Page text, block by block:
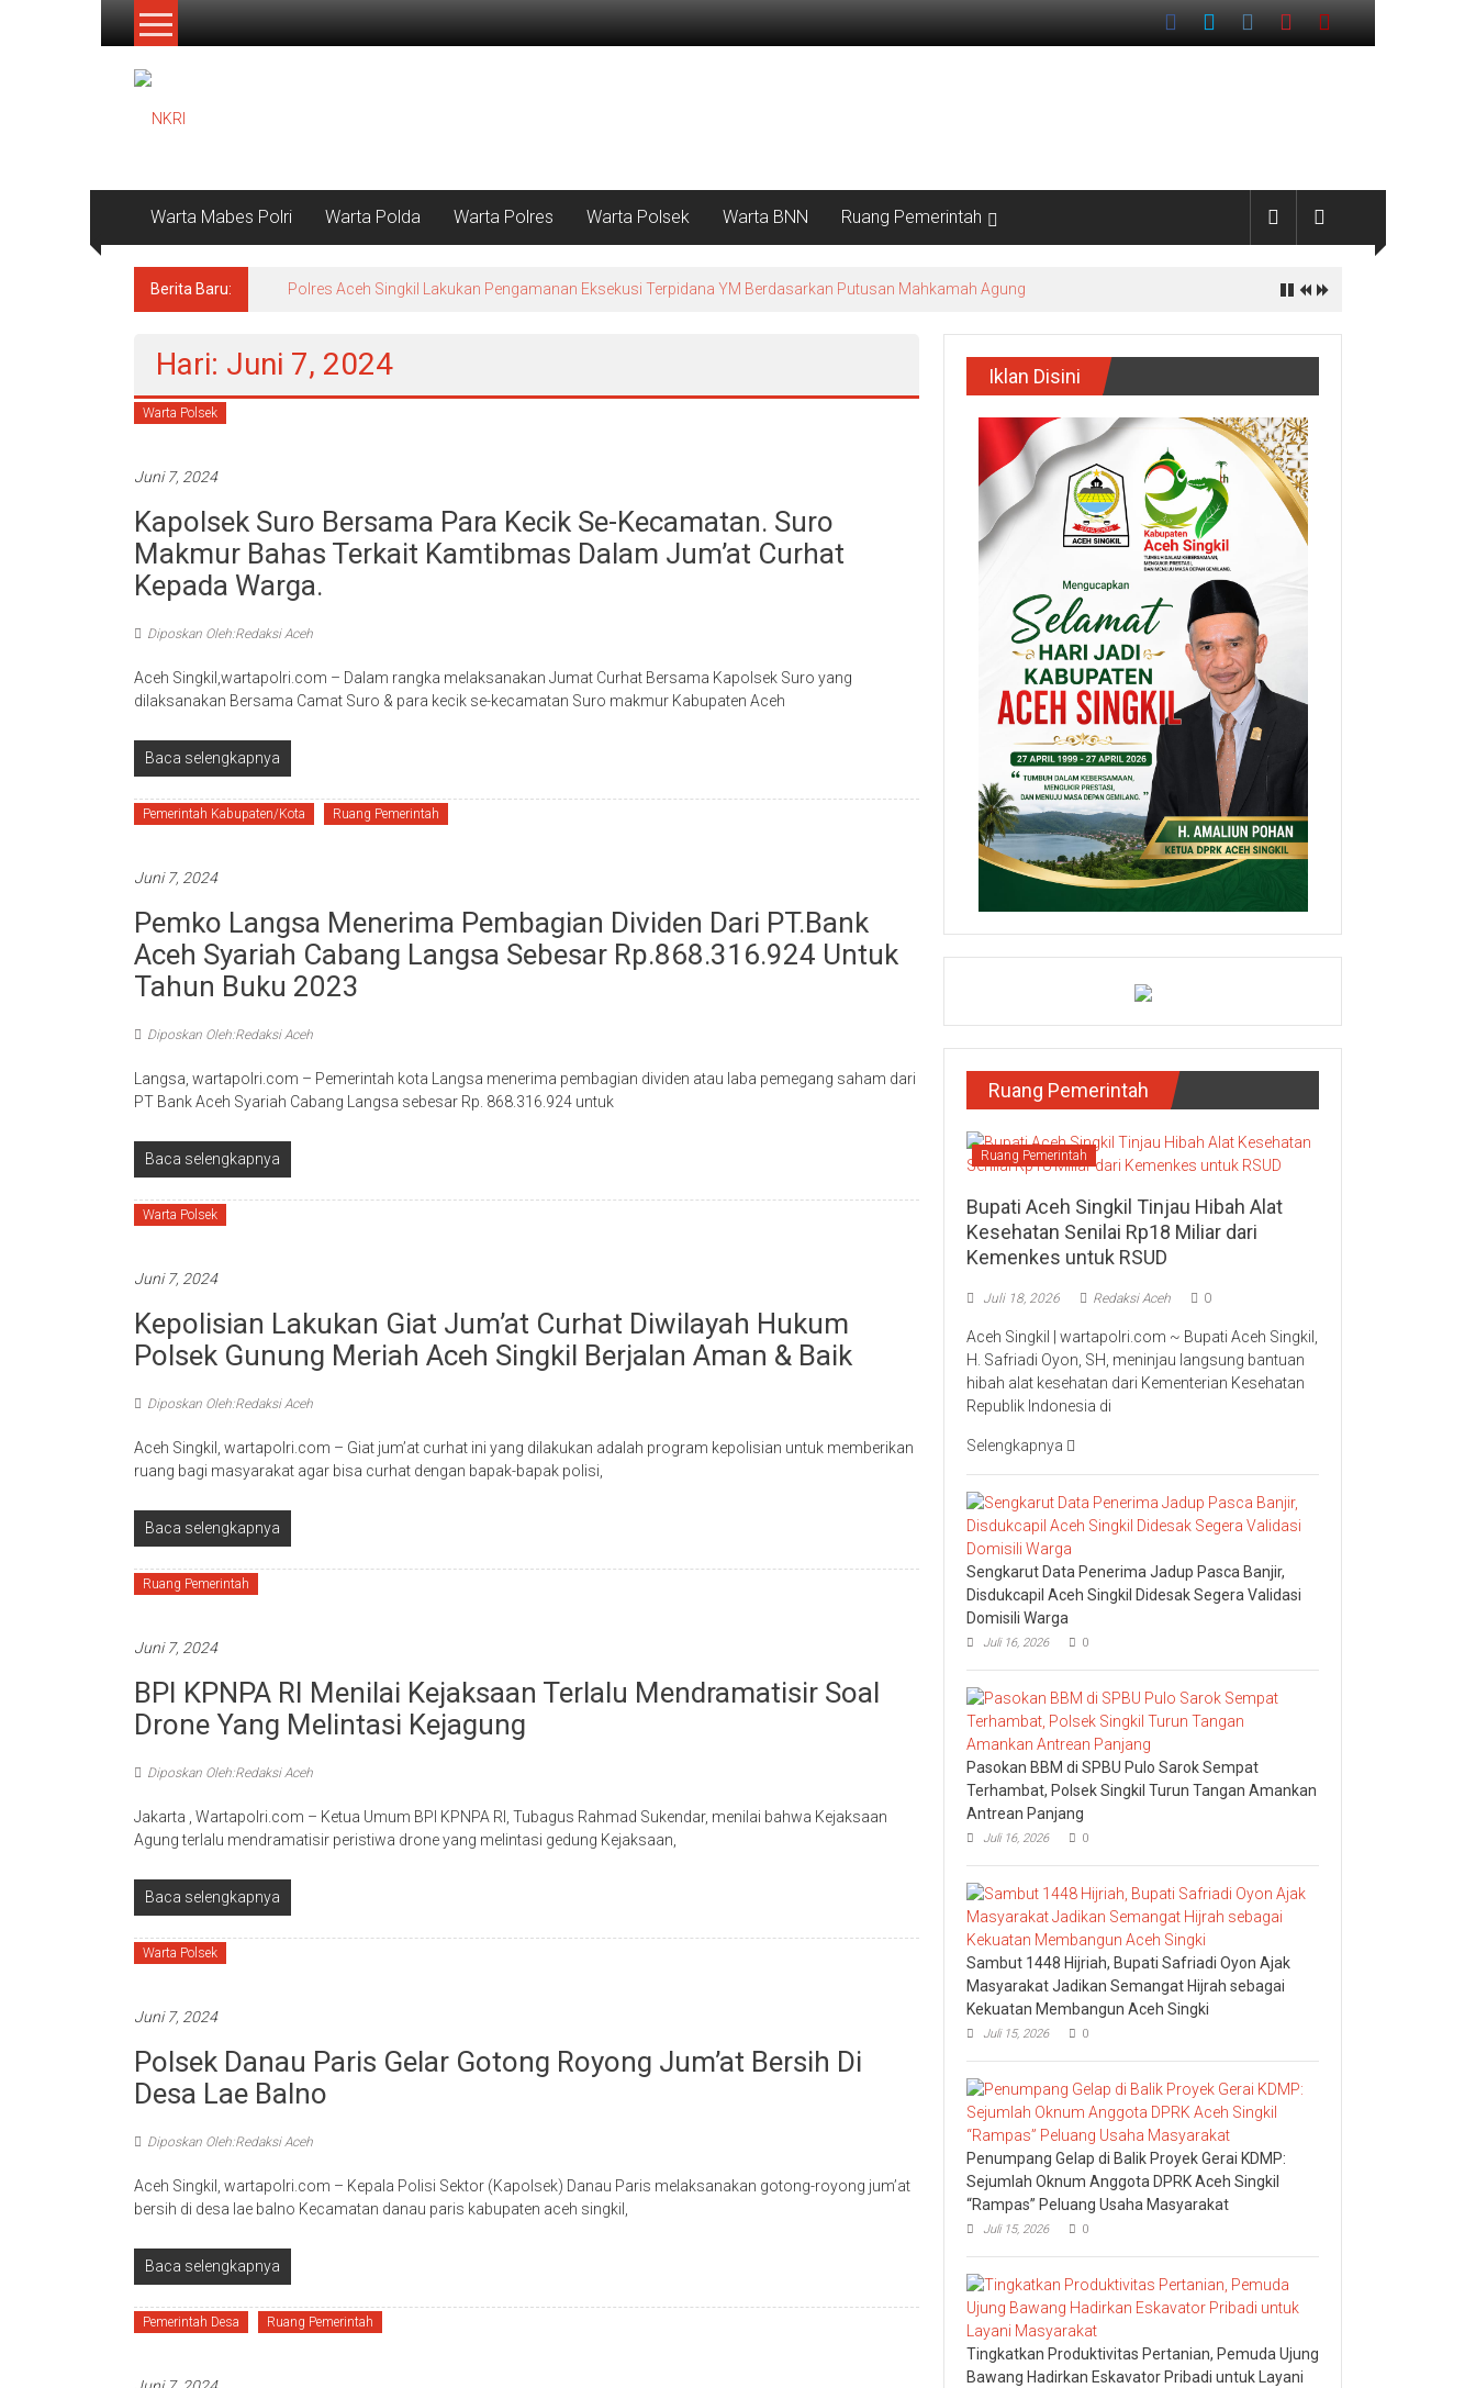
Lompat
NKRI
Jurnalisme
Warta Mabes Polri Warta Polda Warta Polres Warta Polsek Warta BNN Ruang Pemerintah
Berita Baru: Polres Aceh Singkil Lakukan Pengamanan Eksekusi Terpidana YM Berdasarkan Putusan Mahkamah Agung
Hari: Juni 7, 2024
Warta Polsek
Juni 7, 2024
Kapolsek Suro Bersama Para Kecik Se-Kecamatan. Suro
Makmur Bahas Terkait Kamtibmas Dalam Jum’at Curhat
Kepada Warga.
Diposkan Oleh:Redaksi Aceh
Aceh Singkil,wartapolri.com – Dalam rangka melaksanakan Jumat Curhat Bersama Kapolsek Suro yang
dilaksanakan Bersama Camat Suro & para kecik se-kecamatan Suro makmur Kabupaten Aceh
Baca selengkapnya
Pemerintah Kabupaten/Kota Ruang Pemerintah
Juni 7, 2024
Pemko Langsa Menerima Pembagian Dividen Dari PT.Bank
Aceh Syariah Cabang Langsa Sebesar Rp.868.316.924 Untuk
Tahun Buku 2023
Diposkan Oleh:Redaksi Aceh
Langsa, wartapolri.com – Pemerintah kota Langsa menerima pembagian dividen atau laba pemegang saham dari
PT Bank Aceh Syariah Cabang Langsa sebesar Rp. 868.316.924 untuk
Baca selengkapnya
Warta Polsek
Juni 7, 2024
Kepolisian Lakukan Giat Jum’at Curhat Diwilayah Hukum
Polsek Gunung Meriah Aceh Singkil Berjalan Aman & Baik
Diposkan Oleh:Redaksi Aceh
Aceh Singkil, wartapolri.com – Giat jum’at curhat ini yang dilakukan adalah program kepolisian untuk memberikan
ruang bagi masyarakat agar bisa curhat dengan bapak-bapak polisi,
Baca selengkapnya
Ruang Pemerintah
Juni 7, 2024
BPI KPNPA RI Menilai Kejaksaan Terlalu Mendramatisir Soal
Drone Yang Melintasi Kejagung
Diposkan Oleh:Redaksi Aceh
Jakarta , Wartapolri.com – Ketua Umum BPI KPNPA RI, Tubagus Rahmad Sukendar, menilai bahwa Kejaksaan
Agung terlalu mendramatisir peristiwa drone yang melintasi gedung Kejaksaan,
Baca selengkapnya
Warta Polsek
Juni 7, 2024
Polsek Danau Paris Gelar Gotong Royong Jum’at Bersih Di
Desa Lae Balno
Diposkan Oleh:Redaksi Aceh
Aceh Singkil, wartapolri.com – Kepala Polisi Sektor (Kapolsek) Danau Paris melaksanakan gotong-royong jum’at
bersih di desa lae balno Kecamatan danau paris kabupaten aceh singkil,
Baca selengkapnya
Pemerintah Desa Ruang Pemerintah
Iklan Disini
Ruang Pemerintah
Ruang Pemerintah
Bupati Aceh Singkil Tinjau Hibah Alat
Kesehatan Senilai Rp18 Miliar dari
Kemenkes untuk RSUD
Juli 18, 2026 Redaksi Aceh 0
Aceh Singkil | wartapolri.com ~ Bupati Aceh Singkil,
H. Safriadi Oyon, SH, meninjau langsung bantuan
hibah alat kesehatan dari Kementerian Kesehatan
Republik Indonesia di
Selengkapnya
Sengkarut Data Penerima Jadup Pasca Banjir,
Disdukcapil Aceh Singkil Didesak Segera Validasi
Domisili Warga
Juli 16, 2026 0
Pasokan BBM di SPBU Pulo Sarok Sempat
Terhambat, Polsek Singkil Turun Tangan Amankan
Antrean Panjang
Juli 16, 2026 0
Sambut 1448 Hijriah, Bupati Safriadi Oyon Ajak
Masyarakat Jadikan Semangat Hijrah sebagai
Kekuatan Membangun Aceh Singki
Juli 15, 2026 0
Penumpang Gelap di Balik Proyek Gerai KDMP:
Sejumlah Oknum Anggota DPRK Aceh Singkil
“Rampas” Peluang Usaha Masyarakat
Juli 15, 2026 0
Tingkatkan Produktivitas Pertanian, Pemuda Ujung
Bawang Hadirkan Eskavator Pribadi untuk Layani